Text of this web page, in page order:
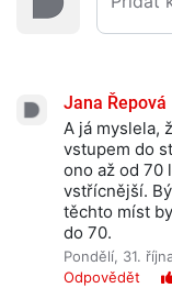
Jana Řepová
A já myslela,
vstupem do
ono až od 70
vstřícnější.
těchto míst
do 70.
Pondělí, 31.
Odpovědět